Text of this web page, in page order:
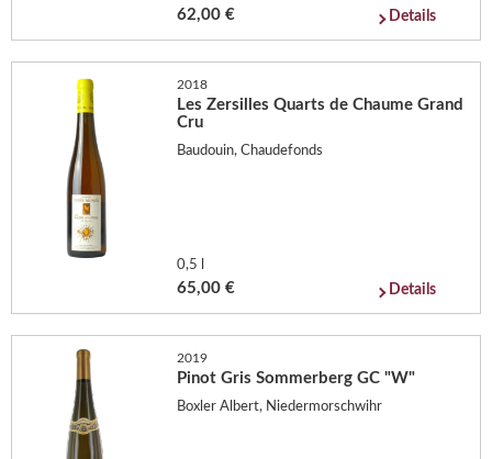
62,00 € Details
2018
Les Zersilles Quarts de Chaume Grand
Cru
Baudouin, Chaudefonds
0,5 l
65,00 € Details
2019
Pinot Gris Sommerberg GC "W"
Boxler Albert, Niedermorschwihr